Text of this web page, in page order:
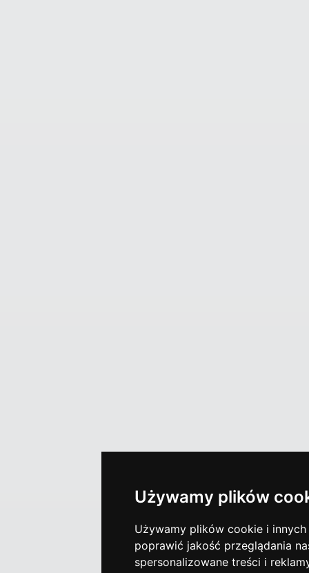
Używamy plików
Używamy plików cookie i
poprawić jakość przeglądania
spersonalizowane treści i